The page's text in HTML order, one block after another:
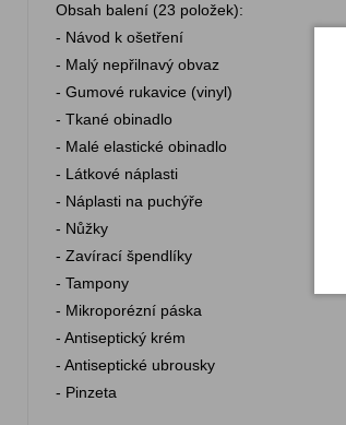
Obsah balení (23 položek):
- Návod k ošetření
- Malý nepřilnavý obvaz
- Gumové rukavice (vinyl)
- Tkané obinadlo
- Malé elastické obinadlo
- Látkové náplasti
- Náplasti na puchýře
- Nůžky
- Zavírací špendlíky
- Tampony
- Mikroporézní páska
- Antiseptický krém
- Antiseptické ubrousky
- Pinzeta